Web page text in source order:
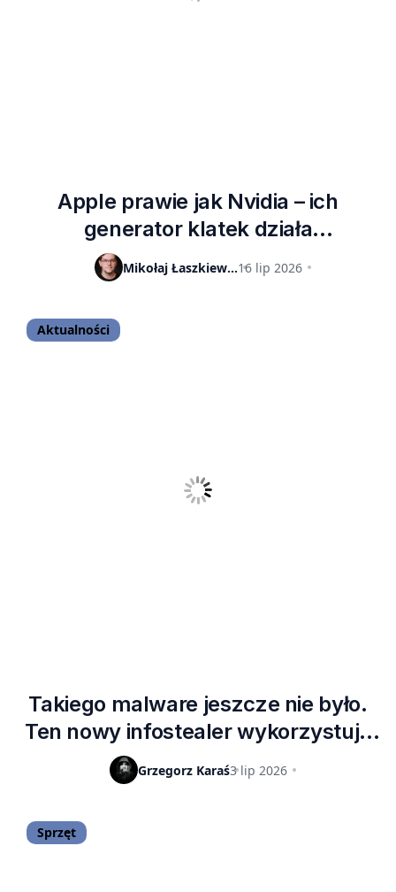
Apple prawie jak Nvidia – ich
generator klatek działa
fenomenalnie w grach
Mikołaj Łaszkiewicz16 lip 2026
Aktualności
Takiego malware jeszcze nie było.
Ten nowy infostealer wykorzystuje
natywne mechanizmy systemu
Grzegorz Karaś3 lip 2026
Sprzęt